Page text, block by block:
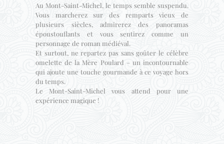
Au Mont-Saint-Michel, le temps semble suspendu.
Vous marcherez sur des remparts vieux de
plusieurs siècles, admirerez des panoramas
époustouflants et vous sentirez comme un
personnage de roman médiéval.
Et surtout, ne repartez pas sans goûter le célèbre
omelette de la Mère Poulard – un incontournable
qui ajoute une touche gourmande à ce voyage hors
du temps.
Le Mont-Saint-Michel vous attend pour une
expérience magique !